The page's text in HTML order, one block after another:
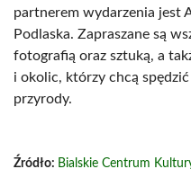
partnerem wydarzenia jest
Podlaska. Zapraszane są
fotografią oraz sztuką, a
i okolic, którzy chcą
przyrody.
Źródło: Bialskie Centrum